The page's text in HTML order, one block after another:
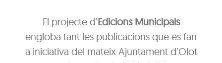
El projecte d’Edicions Municipals
engloba tant les publicacions que es fan
a iniciativa del mateix Ajuntament d’Olot